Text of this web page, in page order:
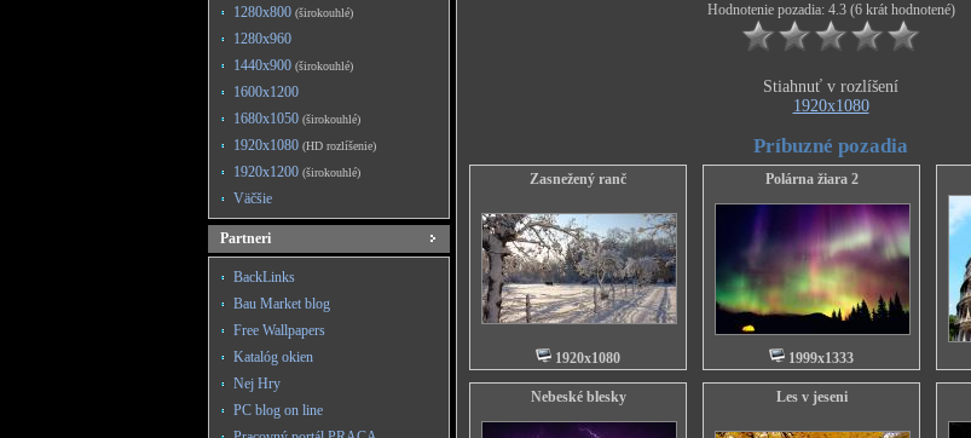
1280x800 (širokouhlé)
1280x960
1440x900 (širokouhlé)
1600x1200
1680x1050 (širokouhlé)
1920x1080 (HD rozlíšenie)
1920x1200 (širokouhlé)
Väčšie
Partneri
BackLinks
Bau Market blog
Free Wallpapers
Katalóg okien
Nej Hry
PC blog on line
Hodnotenie pozadia: 4.3 (6 krát hodnotené)
Stiahnuť v rozlíšení
1920x1080
Príbuzné pozadia
Zasnežený ranč
1920x1080
Polárna žiara 2
1999x1333
Nebeské blesky Les v jeseni